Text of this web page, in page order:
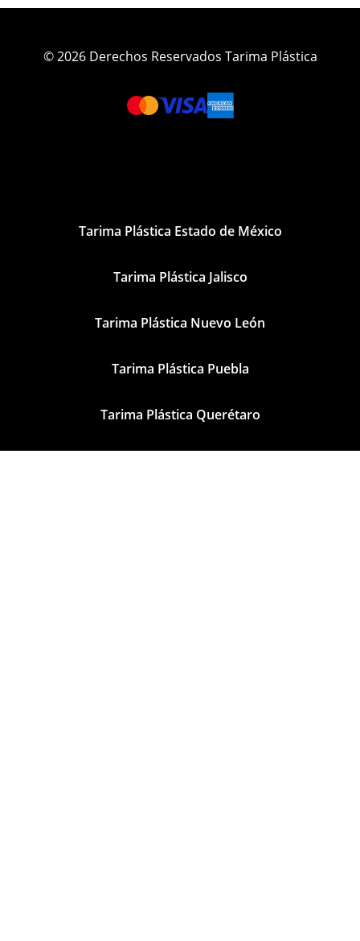
© 2026 Derechos Reservados Tarima Plástica
Tarima Plástica Estado de México
Tarima Plástica Jalisco
Tarima Plástica Nuevo León
Tarima Plástica Puebla
Tarima Plástica Querétaro